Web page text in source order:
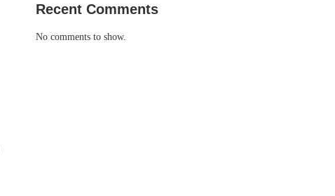
Recent Comments
No comments to show.